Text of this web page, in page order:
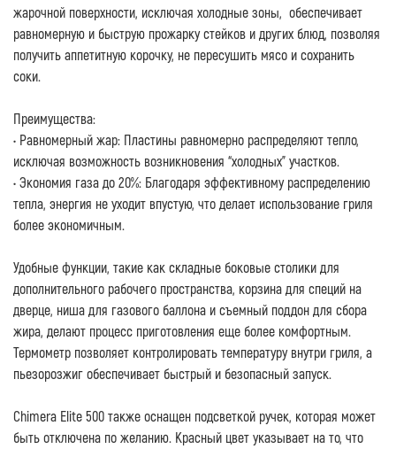
жарочной поверхности, исключая холодные зоны, обеспечивает
равномерную и быструю прожарку стейков и других блюд, позволяя
получить аппетитную корочку, не пересушить мясо и сохранить
соки.
Преимущества:
• Равномерный жар: Пластины равномерно распределяют тепло,
исключая возможность возникновения “холодных” участков.
• Экономия газа до 20%: Благодаря эффективному распределению
тепла, энергия не уходит впустую, что делает использование гриля
более экономичным.
Удобные функции, такие как складные боковые столики для
дополнительного рабочего пространства, корзина для специй на
дверце, ниша для газового баллона и съемный поддон для сбора
жира, делают процесс приготовления еще более комфортным.
Термометр позволяет контролировать температуру внутри гриля, а
пьезорозжиг обеспечивает быстрый и безопасный запуск.
Chimera Elite 500 также оснащен подсветкой ручек, которая может
быть отключена по желанию. Красный цвет указывает на то, что